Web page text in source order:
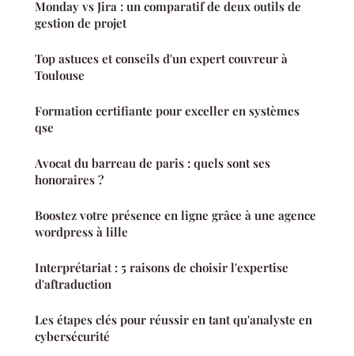
Monday vs Jira : un comparatif de deux outils de
gestion de projet
Top astuces et conseils d'un expert couvreur à
Toulouse
Formation certifiante pour exceller en systèmes
qse
Avocat du barreau de paris : quels sont ses
honoraires ?
Boostez votre présence en ligne grâce à une agence
wordpress à lille
Interprétariat : 5 raisons de choisir l'expertise
d'aftraduction
Les étapes clés pour réussir en tant qu'analyste en
cybersécurité